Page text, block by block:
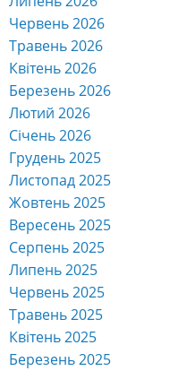
Червень 2026
Травень 2026
Квітень 2026
Березень 2026
Лютий 2026
Січень 2026
Грудень 2025
Листопад 2025
Жовтень 2025
Вересень 2025
Серпень 2025
Липень 2025
Червень 2025
Травень 2025
Квітень 2025
Березень 2025